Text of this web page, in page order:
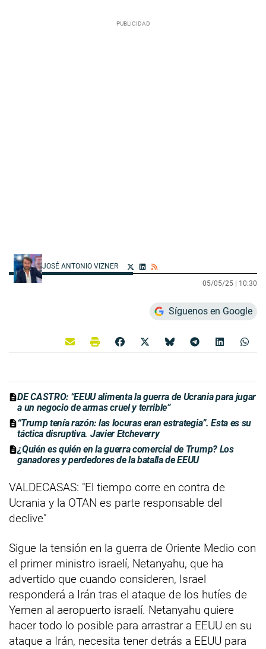
JOSÉ ANTONIO VIZNER
05/05/25 | 10:30
Síguenos en Google
DE CASTRO: “EEUU alimenta la guerra de Ucrania para jugar
a un negocio de armas cruel y terrible”
“Trump tenía razón: las locuras eran estrategia”. Esta es su
táctica disruptiva. Javier Etcheverry
¿Quién es quién en la guerra comercial de Trump? Los
ganadores y perdedores de la batalla de EEUU
VALDECASAS: "El tiempo corre en contra de
Ucrania y la OTAN es parte responsable del
declive"
Sigue la tensión en la guerra de Oriente Medio con
el primer ministro israelí, Netanyahu, que ha
advertido que cuando consideren, Israel
responderá a Irán tras el ataque de los hutíes de
Yemen al aeropuerto israelí. Netanyahu quiere
hacer todo lo posible para arrastrar a EEUU en su
ataque a Irán, necesita tener detrás a EEUU para